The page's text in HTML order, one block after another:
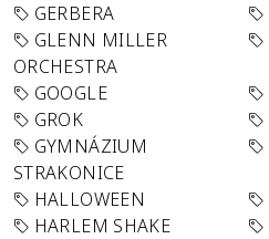
GERBERA
GLENN MILLER
ORCHESTRA
GOOGLE
GROK
GYMNÁZIUM
STRAKONICE
HALLOWEEN
HARLEM SHAKE